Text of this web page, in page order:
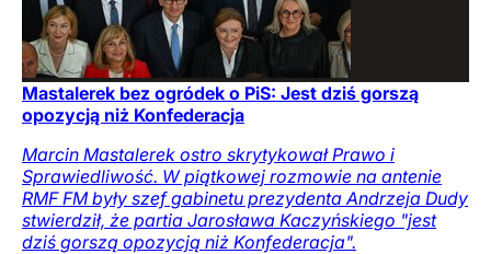
Mastalerek bez ogródek o PiS: Jest dziś gorszą
opozycją niż Konfederacja
Marcin Mastalerek ostro skrytykował Prawo i
Sprawiedliwość. W piątkowej rozmowie na antenie
RMF FM były szef gabinetu prezydenta Andrzeja Dudy
stwierdził, że partia Jarosława Kaczyńskiego "jest
dziś gorszą opozycją niż Konfederacja".